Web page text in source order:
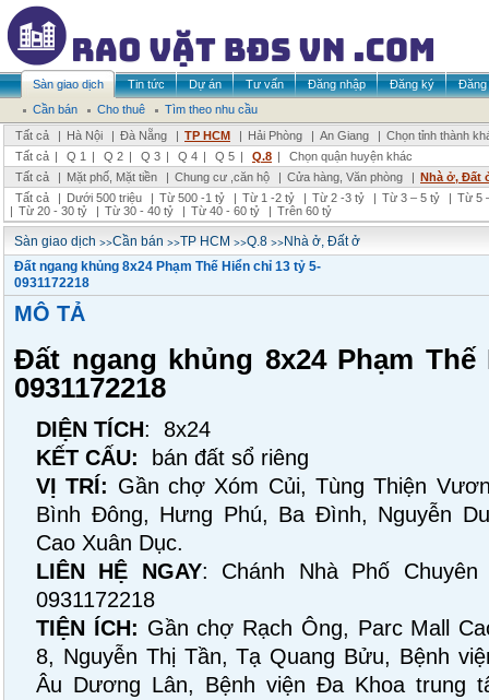
Sàn giao dịch Tin tức Dự án Tư vấn Đăng nhập Đăng ký
Đăng
Cần bán
Cho thuê
Tìm theo nhu cầu
Tất cả
| Hà Nội | Đà Nẵng | TP HCM | Hải Phòng | An Giang | Chọn tỉnh thành
Tất cả | Q 1 | Q 2 | Q 3 | Q 4 | Q 5 | Q.8 |
Chọn quận huyện khác
Tất cả
| Mặt phố, Mặt tiền | Chung cư ,căn hộ | Cửa hàng, Văn phòng | Nhà ở, Đất
Tất cả
| Dưới 500 triệu | Từ 500 -1 tỷ | Từ 1 -2 tỷ | Từ 2 -3 tỷ | Từ 3 – 5 tỷ | Từ 5
| Từ 20 - 30 tỷ | Từ 30 - 40 tỷ | Từ 40 - 60 tỷ | Trên 60 tỷ
Sàn giao dịch >>Cần bán >>TP HCM >>Q.8 >>Nhà ở, Đất ở
Đất ngang khủng 8x24 Phạm Thế Hiển chỉ 13 tỷ 5-
0931172218
MÔ TẢ
Đất ngang khủng 8x24 Phạm
0931172218
DIỆN TÍCH: 8x24
KẾT CẤU:
bán đất sổ riêng
VỊ TRÍ: Gần chợ Xóm Củi, Tùng Thiện
Bình Đông, Hưng Phú, Ba Đình, Nguyễn
Cao Xuân Dục.
LIÊN HỆ NGAY: Chánh Nhà Phố
0931172218
TIỆN ÍCH: Gần chợ Rạch Ông, Parc Mall
8, Nguyễn Thị Tần, Tạ Quang Bửu, Bệnh
Âu Dương Lân, Bệnh viện Đa Khoa trung